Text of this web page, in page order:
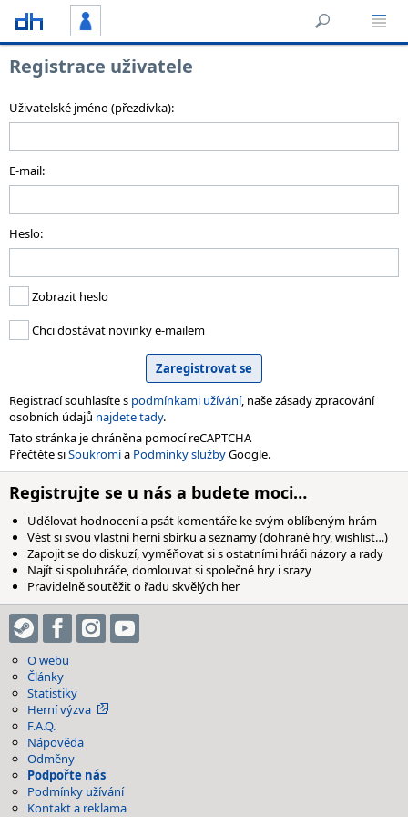
Registrace uživatele
Uživatelské jméno (přezdívka):
E-mail:
Heslo:
Zobrazit heslo
Chci dostávat novinky e-mailem
Registrací souhlasíte s podmínkami užívání, naše zásady zpracování
osobních údajů najdete tady.
Tato stránka je chráněna pomocí reCAPTCHA
Přečtěte siSoukromía Podmínky službyGoogle.
Registrujte se u nás a budete moci…
Udělovat hodnocení a psát komentáře ke svým oblíbeným hrám
Vést si svou vlastní herní sbírku a seznamy (dohrané hry, wishlist…)
Zapojit se do diskuzí, vyměňovat si s ostatními hráči názory a rady
Najít si spoluhráče, domlouvat si společné hry i srazy
Pravidelně soutěžit o řadu skvělých her
O webu
Články
Statistiky
Herní výzva
F.A.Q.
Nápověda
Odměny
Podpořte nás
Podmínky užívání
Kontakt a reklama